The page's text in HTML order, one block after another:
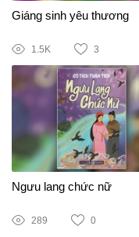
Giáng sinh yêu thương
1.5K 3
Ngưu lang chức nữ
289 0